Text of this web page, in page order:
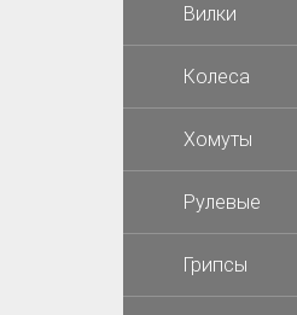
Вилки
Колеса
Хомуты
Рулевые
Грипсы